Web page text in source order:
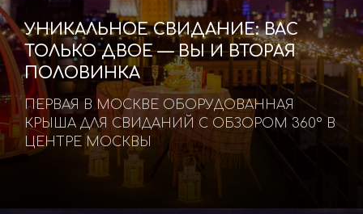
УНИКАЛЬНОЕ СВИДАНИЕ: ВАС
ТОЛЬКО ДВОЕ — ВЫ И ВТОРАЯ
ПОЛОВИНКА
ПЕРВАЯ В МОСКВЕ ОБОРУДОВАННАЯ
КРЫША ДЛЯ СВИДАНИЙ С ОБЗОРОМ 360° В
ЦЕНТРЕ МОСКВЫ